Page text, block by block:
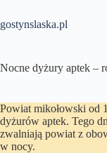
treści
gostynslaska.pl
Nocne dyżury aptek –
Powiat mikołowski od
dyżurów aptek. Tego
zwalniają powiat z
w nocy.